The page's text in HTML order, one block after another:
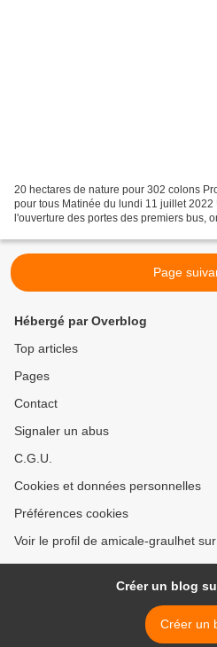
20 hectares de nature pour 302 colons
pour tous Matinée du lundi 11 juillet
l'ouverture des portes des premiers bus,
Page
Hébergé par Overblog
Top articles
Pages
Contact
Signaler un abus
C.G.U.
Cookies et données personnelles
Préférences cookies
Voir le profil de amicale-graulhet
Créer un blog
Créer un